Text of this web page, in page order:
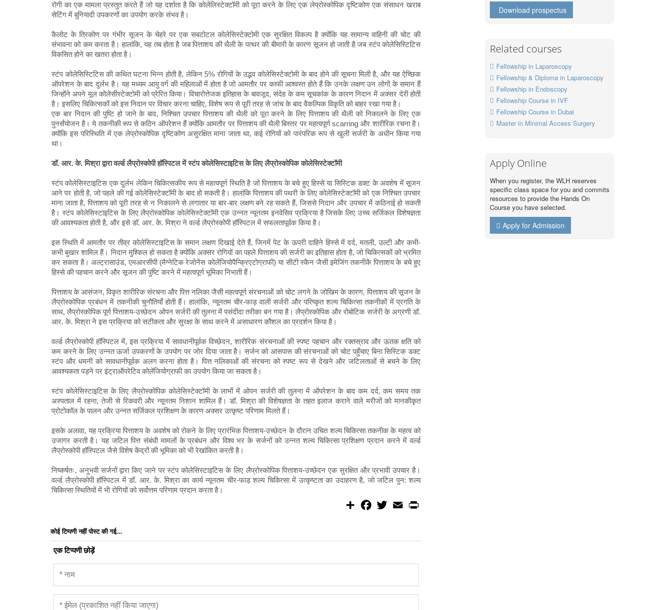
रोगी का एक मामला प्रस्तुत करते हैं जो यह दर्शाता है कि कोलेलिस्टेक्टॉमी को पूरा करने के लिए एक लेप्रोस्कोपिक दृष्टिकोण एक संसाधन खराब
सेटिंग में बुनियादी उपकरणों का उपयोग करके संभव है।
कैलोट के त्रिकोण पर गंभीर सूजन के चेहरे पर एक सबटोटल कोलेसिस्टेक्टोमी एक सुरक्षित विकल्प है क्योंकि यह सामान्य वाहिनी की चोट की
संभावना को कम करता है। हालांकि, यह तब होता है जब पित्ताशय की थैली के पत्थर की बीमारी के कारण सूजन हो जाती है जब स्टंप कोलेसिस्टिटिस
विकसित होने का खतरा होता है।
स्टंप कोलेसिस्टिटिस की कथित घटना भिन्न होती है, लेकिन 5% रोगियों के उद्भव कोलेसिस्टेक्टोमी के बाद होने की सूचना मिली है, और यह ऐच्छिक
ऑपरेशन के बाद दुर्लभ है। यह मध्यम आयु वर्ग की महिलाओं में होता है जो आमतौर पर काफी आश्वस्त होते हैं कि उनके लक्षण उन लोगों के समान हैं
जिन्होंने अपने मूल कोलेसीस्टेक्टोमी को प्रेरित किया। विचारोत्तेजक इतिहास के बावजूद, संदेह के कम सूचकांक के कारण निदान में अक्सर देरी होती
है। इसलिए चिकित्सकों को इस निदान पर विचार करना चाहिए, विशेष रूप से पूरी तरह से जांच के बाद वैकल्पिक विकृति को बाहर रखा गया है।
एक बार निदान की पुष्टि हो जाने के बाद, निश्चित उपचार पित्ताशय की थैली को पूरा करने के लिए पित्ताशय की थैली को निकालने के लिए एक
पुनर्संयोजन है। ये तकनीकी रूप से कठिन ऑपरेशन हैं क्योंकि आमतौर पर पित्ताशय की थैली बिस्तर पर महत्वपूर्ण scarring और शारीरिक रचना है।
क्योंकि इस परिस्थिति में एक लेप्रोस्कोपिक दृष्टिकोण असुरक्षित माना जाता था, कई रोगियों को पारंपरिक रूप से खुली सर्जरी के अधीन किया गया
था।
डॉ. आर. के. मिश्रा द्वारा वर्ल्ड लैप्रोस्कोपी हॉस्पिटल में स्टंप कोलेसिस्टाइटिस के लिए लैप्रोस्कोपिक कोलेसिस्टेक्टॉमी
स्टंप कोलेसिस्टाइटिस एक दुर्लभ लेकिन चिकित्सकीय रूप से महत्वपूर्ण स्थिति है जो पित्ताशय के बचे हुए हिस्से या सिस्टिक डक्ट के अवशेष में सूजन
आने पर होती है, जो पहले की गई कोलेसिस्टेक्टॉमी के बाद हो सकती है। हालांकि पित्ताशय की पथरी के लिए कोलेसिस्टेक्टॉमी को एक निश्चित उपचार
माना जाता है, पित्ताशय को पूरी तरह से न निकालने से लगातार या बार-बार लक्षण बने रह सकते हैं, जिससे निदान और उपचार में कठिनाई हो सकती
है। स्टंप कोलेसिस्टाइटिस के लिए लैप्रोस्कोपिक कोलेसिस्टेक्टॉमी एक उन्नत न्यूनतम इनवेसिव प्रक्रिया है जिसके लिए उच्च सर्जिकल विशेषज्ञता
की आवश्यकता होती है, और इसे डॉ. आर. के. मिश्रा ने वर्ल्ड लैप्रोस्कोपी हॉस्पिटल में सफलतापूर्वक किया है।
इस स्थिति में आमतौर पर तीव्र कोलेसिस्टाइटिस के समान लक्षण दिखाई देते हैं, जिनमें पेट के ऊपरी दाहिने हिस्से में दर्द, मतली, उल्टी और कभी-
कभी बुखार शामिल हैं। निदान मुश्किल हो सकता है क्योंकि अक्सर रोगियों का पहले पित्ताशय की सर्जरी का इतिहास होता है, जो चिकित्सकों को भ्रमित
कर सकता है। अल्ट्रासाउंड, एमआरसीपी (मैग्नेटिक रेजोनेंस कोलेंजियोपैन्क्रिएटोग्राफी) या सीटी स्कैन जैसी इमेजिंग तकनीकें पित्ताशय के बचे हुए
हिस्से की पहचान करने और सूजन की पुष्टि करने में महत्वपूर्ण भूमिका निभाती हैं।
पित्ताशय के आसंजन, विकृत शारीरिक संरचना और पित्त नलिका जैसी महत्वपूर्ण संरचनाओं को चोट लगने के जोखिम के कारण, पित्ताशय की सूजन के
लैप्रोस्कोपिक प्रबंधन में तकनीकी चुनौतियाँ होती हैं। हालांकि, न्यूनतम चीर-फाड़ वाली सर्जरी और परिष्कृत शल्य चिकित्सा तकनीकों में प्रगति के
साथ, लैप्रोस्कोपिक पूर्ण पित्ताशय-उच्छेदन ओपन सर्जरी की तुलना में पसंदीदा तरीका बन गया है। लैप्रोस्कोपिक और रोबोटिक सर्जरी के अग्रणी डॉ.
आर. के. मिश्रा ने इस प्रक्रिया को सटीकता और सुरक्षा के साथ करने में असाधारण कौशल का प्रदर्शन किया है।
वर्ल्ड लैप्रोस्कोपी हॉस्पिटल में, इस प्रक्रिया में सावधानीपूर्वक विच्छेदन, शारीरिक संरचनाओं की स्पष्ट पहचान और रक्तस्राव और ऊतक क्षति को
कम करने के लिए उन्नत ऊर्जा उपकरणों के उपयोग पर जोर दिया जाता है। सर्जन को आसपास की संरचनाओं को चोट पहुँचाए बिना सिस्टिक डक्ट
स्टंप और धमनी को सावधानीपूर्वक अलग करना होता है। पित्त नलिकाओं की संरचना को स्पष्ट रूप से देखने और जटिलताओं से बचने के लिए
आवश्यकता पड़ने पर इंट्राऑपरेटिव कोलेंजियोग्राफी का उपयोग किया जा सकता है।
स्टंप कोलेसिस्टाइटिस के लिए लैप्रोस्कोपिक कोलेसिस्टेक्टॉमी के लाभों में ओपन सर्जरी की तुलना में ऑपरेशन के बाद कम दर्द, कम समय तक
अस्पताल में रहना, तेजी से रिकवरी और न्यूनतम निशान शामिल हैं। डॉ. मिश्रा की विशेषज्ञता के तहत इलाज कराने वाले मरीजों को मानकीकृत
प्रोटोकॉल के पालन और उन्नत सर्जिकल प्रशिक्षण के कारण अक्सर उत्कृष्ट परिणाम मिलते हैं।
इसके अलावा, यह प्रक्रिया पित्ताशय के अवशेष को रोकने के लिए प्रारंभिक पित्ताशय-उच्छेदन के दौरान उचित शल्य चिकित्सा तकनीक के महत्व को
उजागर करती है। यह जटिल पित्त संबंधी मामलों के प्रबंधन और विश्व भर के सर्जनों को उन्नत शल्य चिकित्सा प्रशिक्षण प्रदान करने में वर्ल्ड
लैप्रोस्कोपी हॉस्पिटल जैसे विशेष केंद्रों की भूमिका को भी रेखांकित करती है।
निष्कर्षतः, अनुभवी सर्जनों द्वारा किए जाने पर स्टंप कोलेसिस्टाइटिस के लिए लैप्रोस्कोपिक पित्ताशय-उच्छेदन एक सुरक्षित और प्रभावी उपचार है।
वर्ल्ड लैप्रोस्कोपी हॉस्पिटल में डॉ. आर. के. मिश्रा का कार्य न्यूनतम चीर-फाड़ शल्य चिकित्सा में उत्कृष्टता का उदाहरण है, जो जटिल पुन: शल्य
चिकित्सा स्थितियों में भी रोगियों को सर्वोत्तम परिणाम प्रदान करता है।
S
o
w
e
E
m
कोई टिप्पणी नहीं पोस्ट की गई...
एक टिप्पणी छोड़ें
Download prospectus
Related courses
Fellowship in Laparoscopy
Fellowship & Diploma in Laparoscopy
Fellowship in Endoscopy
Fellowship Course in IVF
Fellowship Course in Dubai
Master in Minimal Access Surgery
Apply Online
When you register, the WLH reserves
specific class space for you and commits
resources to provide the Hands On
Course you have selected.
Apply for Admission